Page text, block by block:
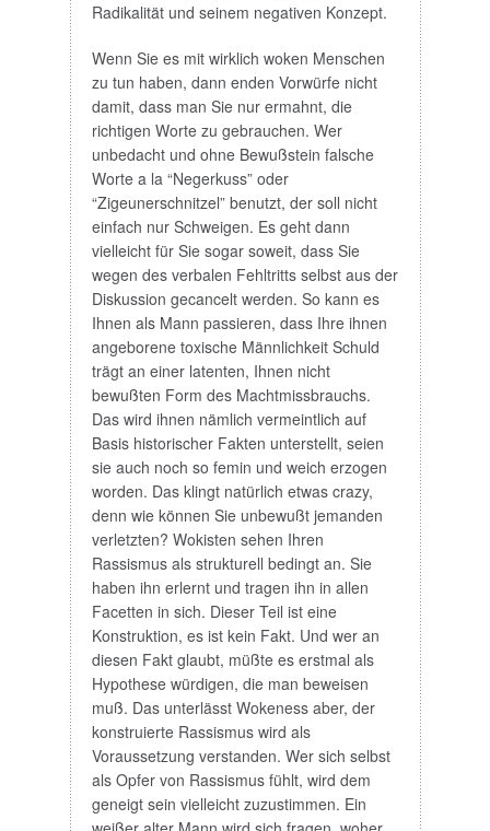
Radikalität und seinem negativen Konzept.
Wenn Sie es mit wirklich woken Menschen
zu tun haben, dann enden Vorwürfe nicht
damit, dass man Sie nur ermahnt, die
richtigen Worte zu gebrauchen. Wer
unbedacht und ohne Bewußstein falsche
Worte a la “Negerkuss” oder
“Zigeunerschnitzel” benutzt, der soll nicht
einfach nur Schweigen. Es geht dann
vielleicht für Sie sogar soweit, dass Sie
wegen des verbalen Fehltritts selbst aus der
Diskussion gecancelt werden. So kann es
Ihnen als Mann passieren, dass Ihre ihnen
angeborene toxische Männlichkeit Schuld
trägt an einer latenten, Ihnen nicht
bewußten Form des Machtmissbrauchs.
Das wird ihnen nämlich vermeintlich auf
Basis historischer Fakten unterstellt, seien
sie auch noch so femin und weich erzogen
worden. Das klingt natürlich etwas crazy,
denn wie können Sie unbewußt jemanden
verletzten? Wokisten sehen Ihren
Rassismus als strukturell bedingt an. Sie
haben ihn erlernt und tragen ihn in allen
Facetten in sich. Dieser Teil ist eine
Konstruktion, es ist kein Fakt. Und wer an
diesen Fakt glaubt, müßte es erstmal als
Hypothese würdigen, die man beweisen
muß. Das unterlässt Wokeness aber, der
konstruierte Rassismus wird als
Voraussetzung verstanden. Wer sich selbst
als Opfer von Rassismus fühlt, wird dem
geneigt sein vielleicht zuzustimmen. Ein